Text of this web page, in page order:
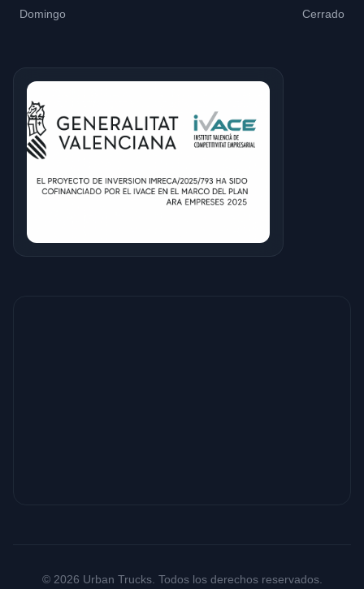
Domingo Cerrado
© 2026 Urban Trucks. Todos los derechos reservados.